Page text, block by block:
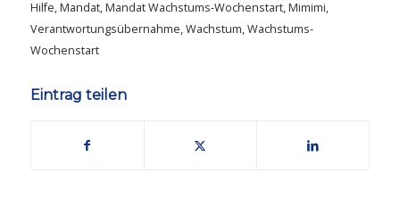
Hilfe,Mandat,Mandat Wachstums-Wochenstart,Mimimi,
Verantwortungsübernahme,Wachstum,Wachstums-
Wochenstart
Eintrag teilen